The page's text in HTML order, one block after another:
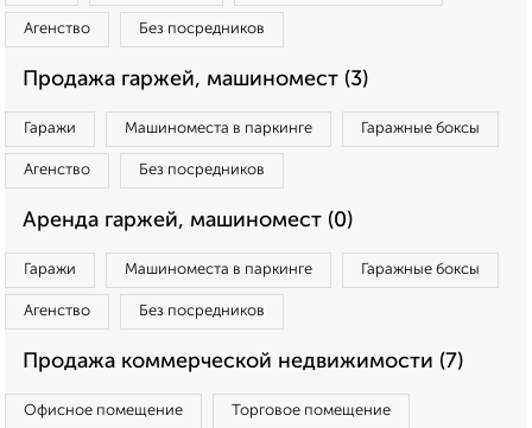
Агенство Без посредников
Продажа гаржей, машиномест (3)
Гаражи Машиноместа в паркинге Гаражные боксы
Агенство Без посредников
Аренда гаржей, машиномест (0)
Гаражи Машиноместа в паркинге Гаражные боксы
Агенство Без посредников
Продажа коммерческой недвижимости (7)
Офисное помещение Торговое помещение